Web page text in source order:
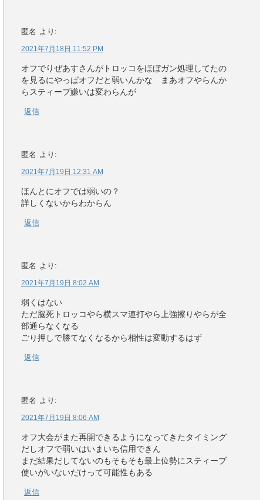
匿名 より:
2021年7月18日 11:52 PM
オフでりぜあすさんがトロッコをほぼガン処理してたの
を見るにやっぱオフだと弱いんかな まあオフやらんか
らスティーブ嫌いは変わらんが
返信
匿名 より:
2021年7月19日 12:31 AM
ほんとにオフでは弱いの？
詳しくないからわからん
返信
匿名 より:
2021年7月19日 8:02 AM
弱くはない
ただ脳死トロッコやら横スマ連打やら上強擦りやらが全
部通らなくなる
ごり押しで勝てなくなるから相性は変動するはず
返信
匿名 より:
2021年7月19日 8:06 AM
オフ大会がまた再開できるようになってきたタイミング
だしオフで弱いはいまいち信用できん
まだ結果だしてないのもそもそも最上位勢にスティーブ
使いがいないだけって可能性もある
返信